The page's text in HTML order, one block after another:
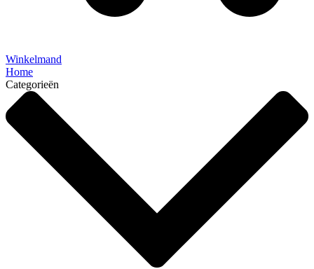
Winkelmand
Home
Categorieën